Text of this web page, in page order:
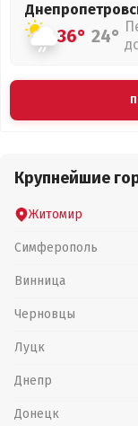
36° 24°
Крупнейшие
Житомир
Симферополь
Винница
Черновцы
Луцк
Днепр
Донецк